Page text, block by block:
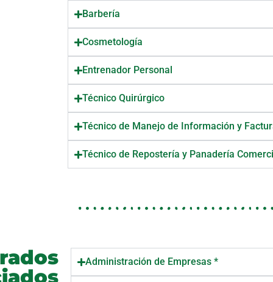
Barbería
Cosmetología
Entrenador Personal
Técnico Quirúrgico
Técnico de Manejo de Información y
Técnico de Repostería y Panadería
Administración de Empresas *